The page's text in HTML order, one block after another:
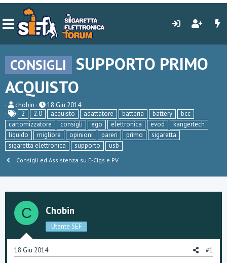
CONSIGLI
SUPPORTO PRIMO
ACQUISTO
C
r
e
a
t
o
r
e
i
c
s
s
n
e
chobin
D
a
t
a
d
i
i
n
z
o
18 Giu 2014
2
2.0 acquisto adattatore batteria battery
bcc
cartomizzatore
consigli ego elettronica evod
kangertech
liquido
migliore opinioni pareri primo
sigaretta
sigaretta elettronica
supporto usb
Consigli ed Assistenza su E-Cigs e PV
C Chobin
Utente SEF
18 Giu 2014 #1